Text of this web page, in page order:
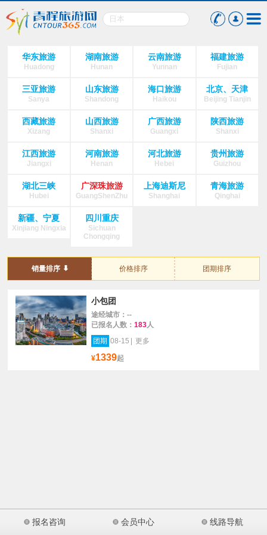
华东旅游
Huadong
湖南旅游
Hunan
云南旅游
Yunnan
福建旅游
Fujian
三亚旅游
Sanya
山东旅游
Shandong
海口旅游
Haikou
北京、天津
Beijing Tianjin
西藏旅游
Xizang
山西旅游
Shanxi
广西旅游
Guangxi
陕西旅游
Shanxi
江西旅游
Jiangxi
河南旅游
Henan
河北旅游
Hebei
贵州旅游
Guizhou
湖北三峡
Hubei
广深珠旅游
GuangShenZhu
上海迪斯尼
Shanghai
青海旅游
Qinghai
新疆、宁夏
Xinjiang Ningxia
四川重庆
Sichuan
Chongqing
销量排序 价格排序 团期排序
小包团
途经城市：--
已报名人数： 183人
团期 08-15 更多
¥1339起
报名咨询 会员中心 线路导航